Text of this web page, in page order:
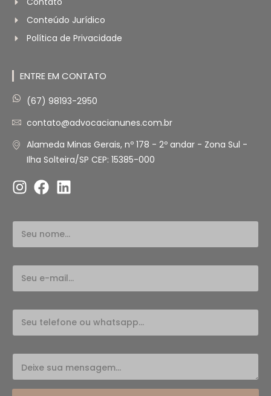
Conteúdo Jurídico
Política de Privacidade
ENTRE EM CONTATO
(67) 98193-2950
contato@advocacianunes.com.br
Alameda Minas Gerais, nº 178 - 2º andar - Zona Sul -
Ilha Solteira/SP CEP: 15385-000